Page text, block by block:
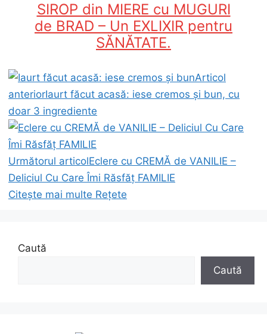
SIROP din MIERE cu MUGURI
de BRAD – Un EXLIXIR pentru
SĂNĂTATE.
Articol
anteriorIaurt făcut acasă: iese cremos și bun, cu
doar 3 ingrediente
Următorul articolEclere cu CREMĂ de VANILIE –
Deliciul Cu Care Îmi Răsfăț FAMILIE
Citește mai multe Rețete
Caută
Caută